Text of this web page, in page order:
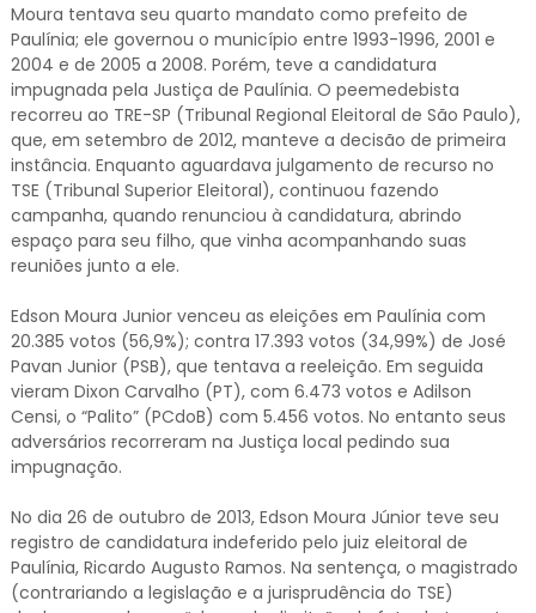
Moura tentava seu quarto mandato como prefeito de
Paulínia; ele governou o município entre 1993-1996, 2001 e
2004 e de 2005 a 2008. Porém, teve a candidatura
impugnada pela Justiça de Paulínia. O peemedebista
recorreu ao TRE-SP (Tribunal Regional Eleitoral de São Paulo),
que, em setembro de 2012, manteve a decisão de primeira
instância. Enquanto aguardava julgamento de recurso no
TSE (Tribunal Superior Eleitoral), continuou fazendo
campanha, quando renunciou à candidatura, abrindo
espaço para seu filho, que vinha acompanhando suas
reuniões junto a ele.
Edson Moura Junior venceu as eleições em Paulínia com
20.385 votos (56,9%); contra 17.393 votos (34,99%) de José
Pavan Junior (PSB), que tentava a reeleição. Em seguida
vieram Dixon Carvalho (PT), com 6.473 votos e Adilson
Censi, o “Palito” (PCdoB) com 5.456 votos. No entanto seus
adversários recorreram na Justiça local pedindo sua
impugnação.
No dia 26 de outubro de 2013, Edson Moura Júnior teve seu
registro de candidatura indeferido pelo juiz eleitoral de
Paulínia, Ricardo Augusto Ramos. Na sentença, o magistrado
(contrariando a legislação e a jurisprudência do TSE)